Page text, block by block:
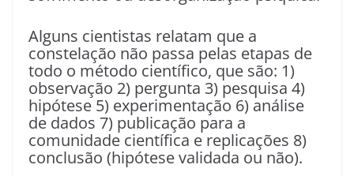
Alguns cientistas relatam que a
constelação não passa pelas etapas de
todo o método científico, que são: 1)
observação 2) pergunta 3) pesquisa 4)
hipótese 5) experimentação 6) análise
de dados 7) publicação para a
comunidade científica e replicações 8)
conclusão (hipótese validada ou não).